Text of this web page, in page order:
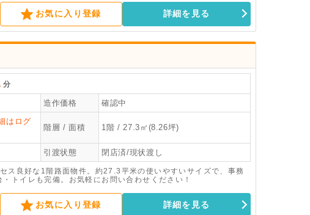
お気に入り登録 詳細を見る
分
造作価格 確認中
はログ
階層 / 面積 1階 / 27.3㎡(8.26坪)
引渡状態 閉店済/現状渡し
ス良好な1階路面物件。約27.3平米の使いやすいサイズで、事務
トイレも完備。お気軽にお問い合わせください！
お気に入り登録 詳細を見る